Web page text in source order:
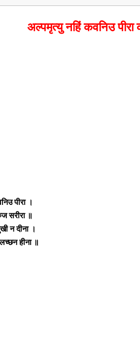
अल्पमृत्यु नहिं कवनिउ पीरा
पीरा ।
सरीरा ॥
न दीना ।
हीना ॥